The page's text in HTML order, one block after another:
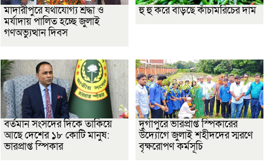
মাদারীপুরে যথাযোগ্য শ্রদ্ধা ও
মর্যাদায় পালিত হচ্ছে জুলাই
গণঅভ্যুত্থান দিবস
হু হু করে বাড়ছে কাঁচামরিচের দাম
বর্তমান সংসদের দিকে তাকিয়ে
আছে দেশের ১৮ কোটি মানুষ:
ভারপ্রাপ্ত স্পিকার
দুর্গাপুরে ভারপ্রাপ্ত স্পিকারের
উদ্যোগে জুলাই শহীদদের স্মরণে
বৃক্ষরোপণ কর্মসূচি